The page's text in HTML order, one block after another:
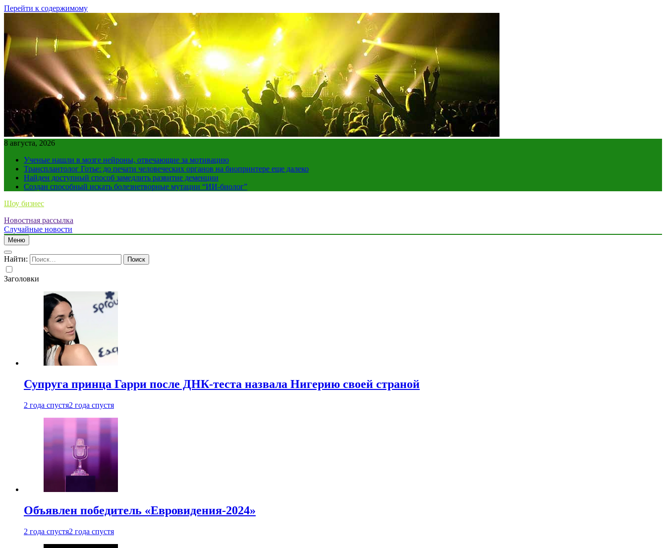
Перейти к содержимому
8 августа, 2026
Ученые нашли в мозге нейроны, отвечающие за мотивацию
Трансплантолог Готье: до печати человеческих органов на биопринтере еще далеко
Найден доступный способ замедлить развитие деменции
Создан способный искать болезнетворные мутации “ИИ-биолог”
Шоу бизнес
Новостная рассылка
Случайные новости
Меню
Найти:
Заголовки
Супруга принца Гарри после ДНК-теста назвала Нигерию своей страной
2 года спустя2 года спустя
Объявлен победитель «Евровидения-2024»
2 года спустя2 года спустя